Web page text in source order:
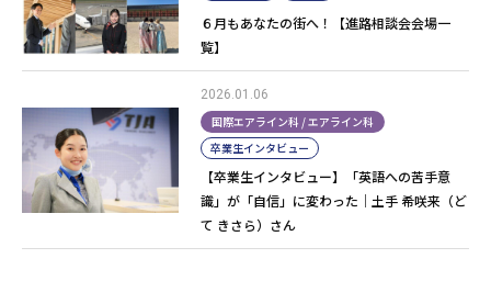
６月もあなたの街へ！【進路相談会会場一
覧】
2026.01.06
国際エアライン科 / エアライン科
卒業生インタビュー
【卒業生インタビュー】「英語への苦手意
識」が「自信」に変わった｜土手 希咲来（ど
て きさら）さん